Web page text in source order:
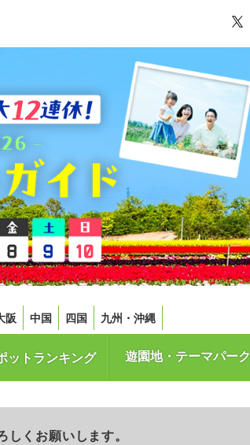
阪 中国 四国 九州・沖縄
ットランキング 遊園地・テーマパーク
くお願いします。